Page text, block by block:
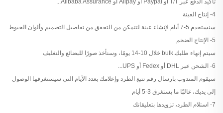
4- إنتاج العينة
سنستخدم 5-7 أيام لإنشاء عينة لتتمكن من التحقق من تفاصيل التصميم وألوان الخيوط
5- الإنتاج الضخم
سيتم إنهاء طلبك.bulk خلال 10-14 يومًا، وسنأخذ صورًا للبضائع والتغليف
6- الشحن عبر DHL أو Fedex أو UPS...
سيقوم المندوب بارسال رقم تتبع الطرد وإعلامك بعدد الأيام التي سيستغرقها الوصول
إلى يديك، غالبًا ما يستغرق 3-5 أيام
7- استلام الطرد، تزويدها بتعليقاتك